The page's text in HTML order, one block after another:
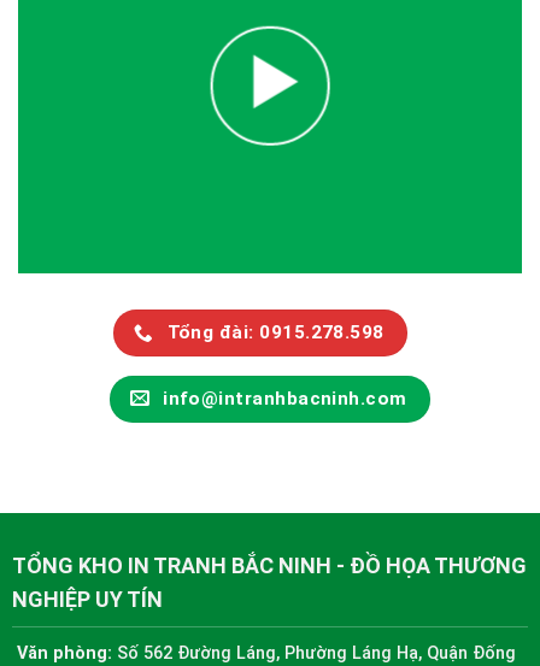
Tổng đài: 0915.278.598
info@intranhbacninh.com
TỔNG KHO IN TRANH BẮC NINH - ĐỒ HỌA THƯƠNG
NGHIỆP UY TÍN
Văn phòng: Số 562 Đường Láng, Phường Láng Hạ, Quận Đống